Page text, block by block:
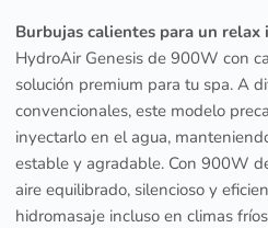
Burbujas calientes para un
HydroAir Genesis de 900W con
solución premium para tu spa. A
convencionales, este modelo
inyectarlo en el agua,
estable y agradable. Con 900W
aire equilibrado, silencioso y
hidromasaje incluso en climas